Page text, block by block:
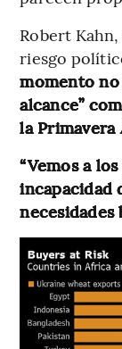
Robert
riesgo
momento no
alcance”
la Primavera
“Vemos a
incapacidad
necesidades